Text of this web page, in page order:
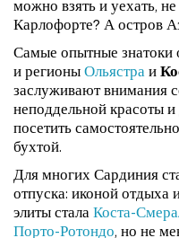
можно взять и уехать,
Карлофорте? А остров
Самые опытные знатоки
и регионы Ольястра и
заслуживают внимания
неподдельной красоты
посетить
бухтой.
Для многих Сардиния
отпуска: иконой отдыха
элиты стала Коста-
Порто-Ротондо, но не